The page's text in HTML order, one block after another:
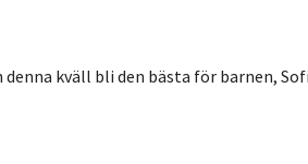
kväll bli den bästa för barnen,